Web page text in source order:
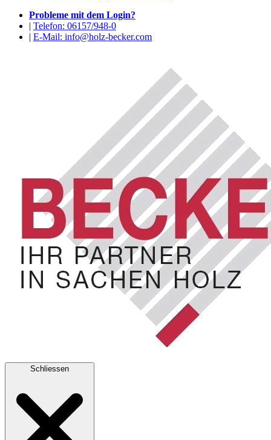
Probleme mit dem Login?
| Telefon: 06157/948-0
| E-Mail: info@holz-becker.com
Schliessen